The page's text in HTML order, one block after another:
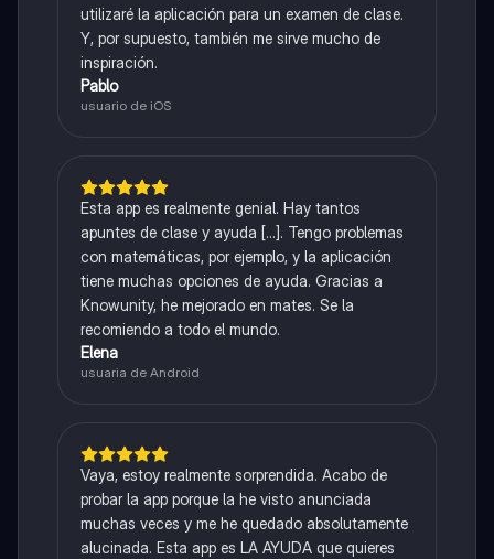
utilizaré la aplicación para un examen de clase.
Y, por supuesto, también me sirve mucho de
inspiración.
Pablo
usuario de iOS
Esta app es realmente genial. Hay tantos
apuntes de clase y ayuda [...]. Tengo problemas
con matemáticas, por ejemplo, y la aplicación
tiene muchas opciones de ayuda. Gracias a
Knowunity, he mejorado en mates. Se la
recomiendo a todo el mundo.
Elena
usuaria de Android
Vaya, estoy realmente sorprendida. Acabo de
probar la app porque la he visto anunciada
muchas veces y me he quedado absolutamente
alucinada. Esta app es LA AYUDA que quieres